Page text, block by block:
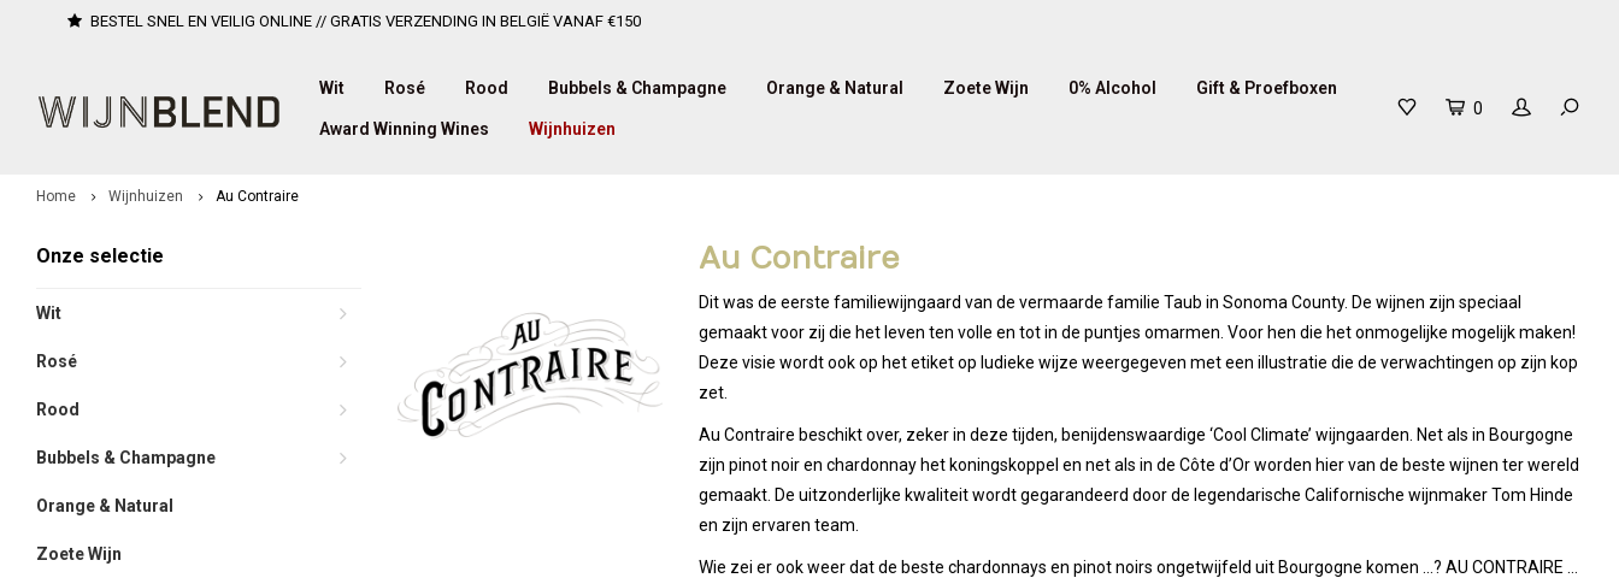
BESTEL SNEL EN VEILIG ONLINE // GRATIS VERZENDING IN BELGIË VANAF €150
Wit Rosé Rood Bubbels & Champagne Orange & Natural Zoete Wijn 0% Alcohol Gift & Proefboxen
Award Winning Wines Wijnhuizen
0
Home Wijnhuizen Au Contraire
Onze selectie
Wit
Rosé
Rood
Bubbels & Champagne
Orange & Natural
Zoete Wijn
Au Contraire
Dit was de eerste familiewijngaard van de vermaarde familie Taub in Sonoma County. De wijnen zijn speciaal
gemaakt voor zij die het leven ten volle en tot in de puntjes omarmen. Voor hen die het onmogelijke mogelijk maken!
Deze visie wordt ook op het etiket op ludieke wijze weergegeven met een illustratie die de verwachtingen op zijn kop
zet.
Au Contraire beschikt over, zeker in deze tijden, benijdenswaardige ‘Cool Climate’ wijngaarden. Net als in Bourgogne
zijn pinot noir en chardonnay het koningskoppel en net als in de Côte d’Or worden hier van de beste wijnen ter wereld
gemaakt. De uitzonderlijke kwaliteit wordt gegarandeerd door de legendarische Californische wijnmaker Tom Hinde
en zijn ervaren team.
Wie zei er ook weer dat de beste chardonnays en pinot noirs ongetwijfeld uit Bourgogne komen …? AU CONTRAIRE …